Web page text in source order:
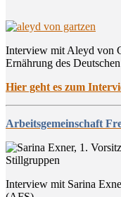
Interview mit Aleyd von
Ernährung des
Hier geht es zum
Arbeitsgemeinschaft
Interview mit Sarina